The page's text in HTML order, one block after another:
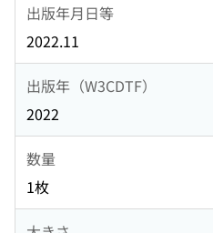
出版年月日等
2022.11
出版年（W3CDTF）
2022
数量
1枚